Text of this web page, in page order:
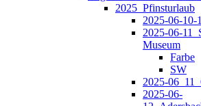
2025_Pfinsturlaub
2025-06-10-
2025-06-
Museum
Farbe
SW
2025-
2025-06-